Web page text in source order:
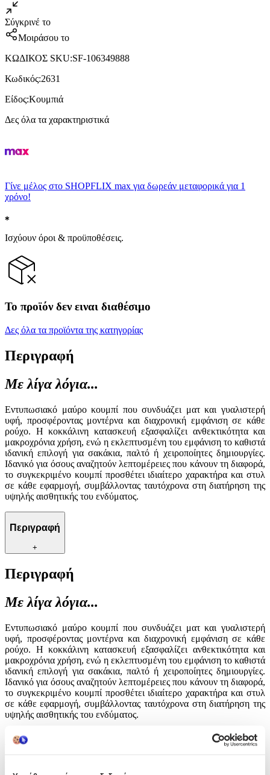
Σύγκρινέ το
Μοιράσου το
ΚΩΔΙΚΟΣ SKU:SF-106349888
Κωδικός:2631
Είδος:Κουμπιά
Δες όλα τα χαρακτηριστικά
Γίνε μέλος στο SHOPFLIX max για δωρεάν μεταφορικά για 1
χρόνο!
Ισχύουν όροι & προϋποθέσεις.
Το προϊόν δεν ειναι διαθέσιμο
Δες όλα τα προϊόντα της κατηγορίας
Περιγραφή
Με λίγα λόγια...
Εντυπωσιακό μαύρο κουμπί που συνδυάζει ματ και γυαλιστερή
υφή, προσφέροντας μοντέρνα και διαχρονική εμφάνιση σε κάθε
ρούχο. Η κοκκάλινη κατασκευή εξασφαλίζει ανθεκτικότητα και
μακροχρόνια χρήση, ενώ η εκλεπτυσμένη του εμφάνιση το καθιστά
ιδανική επιλογή για σακάκια, παλτό ή χειροποίητες δημιουργίες.
Ιδανικό για όσους αναζητούν λεπτομέρειες που κάνουν τη διαφορά,
το συγκεκριμένο κουμπί προσθέτει ιδιαίτερο χαρακτήρα και στυλ
σε κάθε εφαρμογή, συμβάλλοντας ταυτόχρονα στη διατήρηση της
υψηλής αισθητικής του ενδύματος.
Περιγραφή
+
Περιγραφή
Με λίγα λόγια...
Εντυπωσιακό μαύρο κουμπί που συνδυάζει ματ και γυαλιστερή
υφή, προσφέροντας μοντέρνα και διαχρονική εμφάνιση σε κάθε
ρούχο. Η κοκκάλινη κατασκευή εξασφαλίζει ανθεκτικότητα και
μακροχρόνια χρήση, ενώ η εκλεπτυσμένη του εμφάνιση το καθιστά
ιδανική επιλογή για σακάκια, παλτό ή χειροποίητες δημιουργίες.
Ιδανικό για όσους αναζητούν λεπτομέρειες που κάνουν τη διαφορά,
το συγκεκριμένο κουμπί προσθέτει ιδιαίτερο χαρακτήρα και στυλ
σε κάθε εφαρμογή, συμβάλλοντας ταυτόχρονα στη διατήρηση της
υψηλής αισθητικής του ενδύματος.
Χαρακτηριστικά